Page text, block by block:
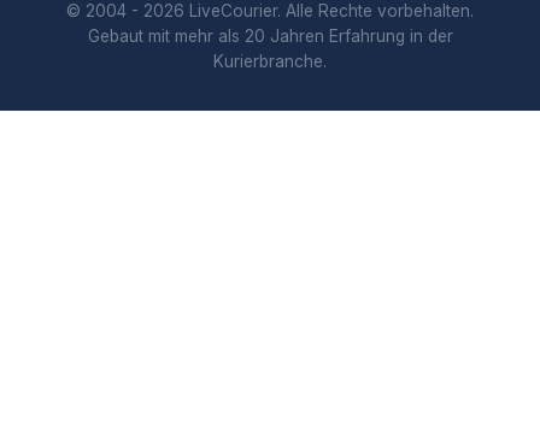
© 2004 - 2026 LiveCourier. Alle Rechte vorbehalten.
Gebaut mit mehr als 20 Jahren Erfahrung in der
Kurierbranche.